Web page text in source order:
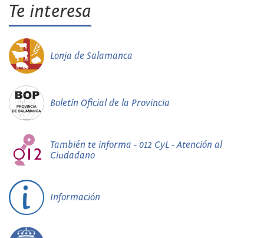
Te interesa
Lonja de Salamanca
Boletín Oficial de la Provincia
También te informa - 012 CyL - Atención al
Ciudadano
Información